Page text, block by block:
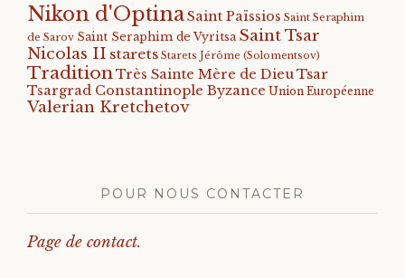
Nikon d'OptinaSaint Païssios Saint Seraphim
de Sarov Saint Seraphim de Vyritsa Saint Tsar
Nicolas II starets Starets Jérôme (Solomentsov)
TraditionTrès Sainte Mère de DieuTsar
Tsargrad Constantinople Byzance Union Européenne
Valerian Kretchetov
POUR NOUS CONTACTER
Page de contact.